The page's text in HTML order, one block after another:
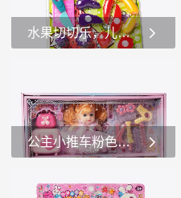
装中包含多个穿着不同颜色
和造型的超级英雄人偶。这
些人偶有着鲜艳的颜色和精
水果切切乐，儿童益智切水果玩具香蕉草莓橙子
这款玩具包含多种颜色鲜艳
的塑料水果模型，如西瓜、
香蕉、草莓、橙子、青椒、
茄子、苹果等。每个水果都
公主小推车粉色系公主玩具过家家礼盒儿童玩具
的儿童玩具套装。1.玩具套